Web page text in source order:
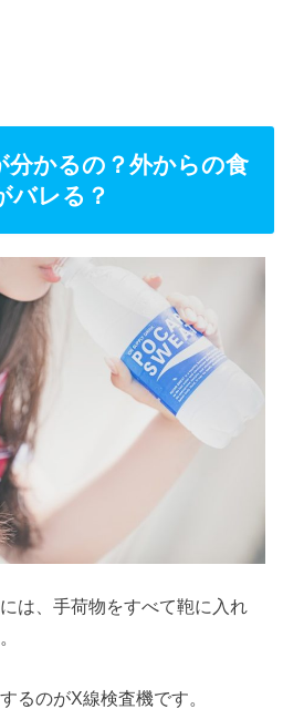
分かるの？外からの食
バレる？
は、手荷物をすべて鞄に入れ
るのがX線検査機です。